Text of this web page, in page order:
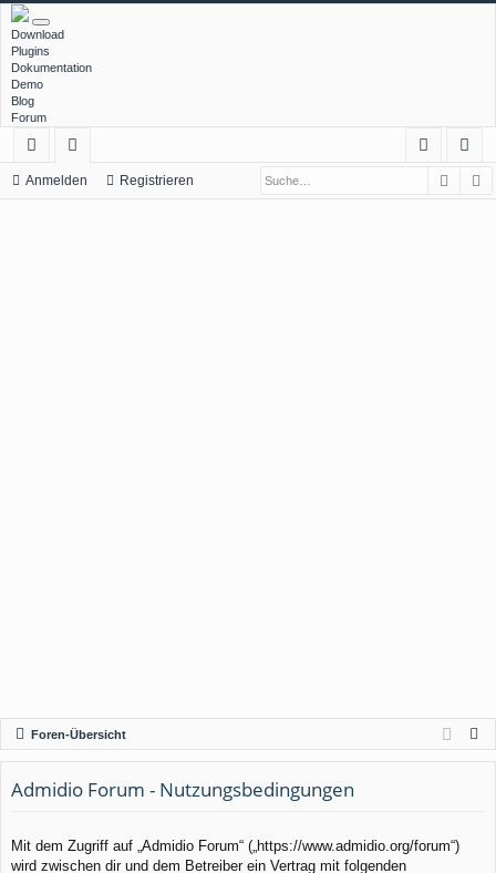
Download
Plugins
Dokumentation
Demo
Blog
Forum
ch
or
Anmelden Registrieren
Foren-Übersicht
Admidio Forum - Nutzungsbedingungen
Mit dem Zugriff auf „Admidio Forum“ („https://www.admidio.org/forum“)
wird zwischen dir und dem Betreiber ein Vertrag mit folgenden